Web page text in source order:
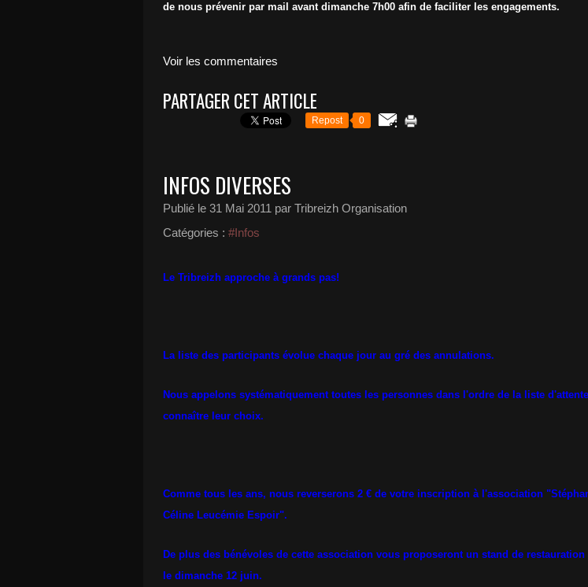
de nous prévenir par mail avant dimanche 7h00 afin de faciliter les engagements.
Voir les commentaires
PARTAGER CET ARTICLE
Repost 0
INFOS DIVERSES
Publié le 31 Mai 2011 par Tribreizh Organisation
Catégories : #Infos
Le Tribreizh approche à grands pas!
La liste des participants évolue chaque jour au gré des annulations.
Nous appelons systématiquement toutes les personnes dans l'ordre de la liste
connaître leur choix.
Comme tous les ans, nous reverserons 2 € de votre inscription à l'association
Céline Leucémie Espoir".
De plus des bénévoles de cette association vous proposeront un stand de
le dimanche 12 juin.